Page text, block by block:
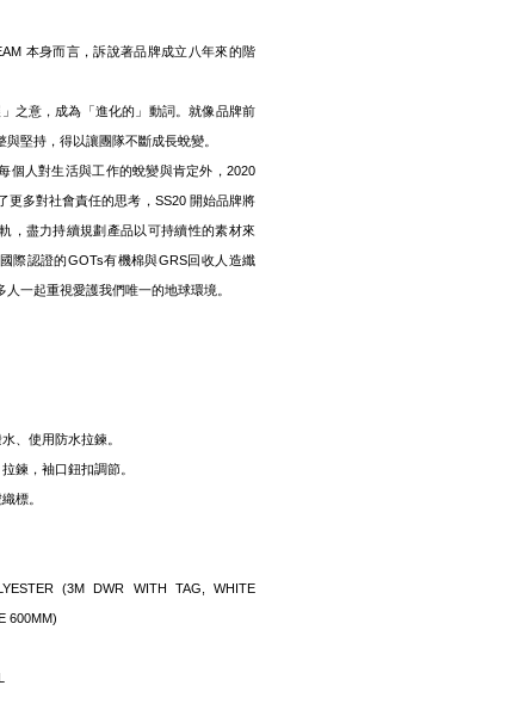
本身而言，訴說著品牌成立八年來的階
之意，成為「進化的」動詞。就像品牌前
堅持，得以讓團隊不斷成長蛻變。
個人對生活與工作的蛻變與肯定外，2020
更多對社會責任的思考，SS20 開始品牌將
，盡力持續規劃產品以可持續性的素材來
際認證的GOTs有機棉與GRS回收人造纖
一起重視愛護我們唯一的地球環境。
、使用防水拉鍊。
鍊，袖口鈕扣調節。
標。
(3M DWR WITH TAG, WHITE
600MM)